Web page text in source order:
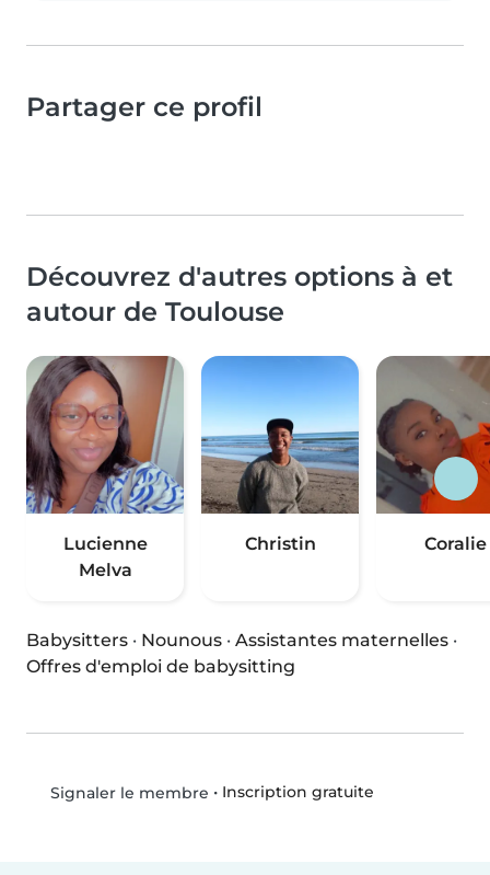
Partager ce profil
Découvrez d'autres options à et
autour de Toulouse
Lucienne
Melva
Christin Coralie
Babysitters · Nounous · Assistantes maternelles ·
Offres d'emploi de babysitting
Signaler le membre • Inscription gratuite